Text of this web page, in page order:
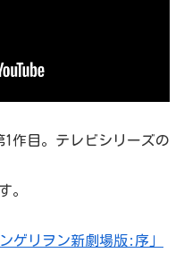
1作目。テレビシリーズの
。
ゲリヲン新劇場版:序」